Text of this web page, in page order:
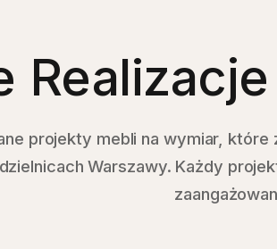
projekty mebli na wymiar,
Warszawy. Każdy